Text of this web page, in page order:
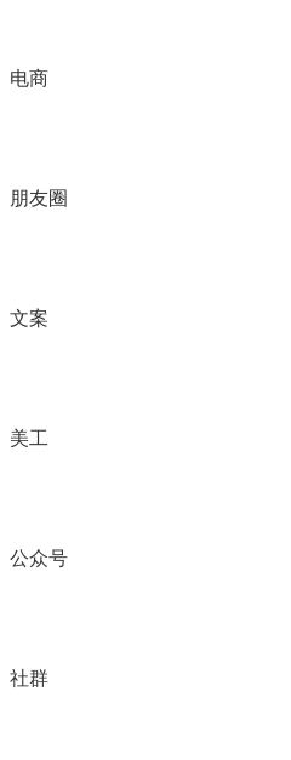
电商
朋友圈
文案
美工
公众号
社群